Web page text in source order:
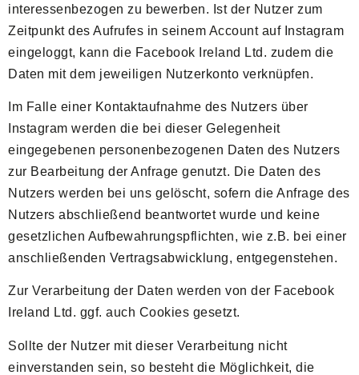
interessenbezogen zu bewerben. Ist der Nutzer zum
Zeitpunkt des Aufrufes in seinem Account auf Instagram
eingeloggt, kann die Facebook Ireland Ltd. zudem die
Daten mit dem jeweiligen Nutzerkonto verknüpfen.
Im Falle einer Kontaktaufnahme des Nutzers über
Instagram werden die bei dieser Gelegenheit
eingegebenen personenbezogenen Daten des Nutzers
zur Bearbeitung der Anfrage genutzt. Die Daten des
Nutzers werden bei uns gelöscht, sofern die Anfrage des
Nutzers abschließend beantwortet wurde und keine
gesetzlichen Aufbewahrungspflichten, wie z.B. bei einer
anschließenden Vertragsabwicklung, entgegenstehen.
Zur Verarbeitung der Daten werden von der Facebook
Ireland Ltd. ggf. auch Cookies gesetzt.
Sollte der Nutzer mit dieser Verarbeitung nicht
einverstanden sein, so besteht die Möglichkeit, die